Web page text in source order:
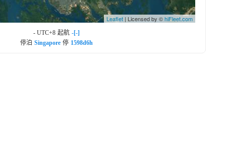
Leaflet | Licensed by ©hiFleet.com
- UTC+8 起航 -[-]
停泊 Singapore 停 1598d6h